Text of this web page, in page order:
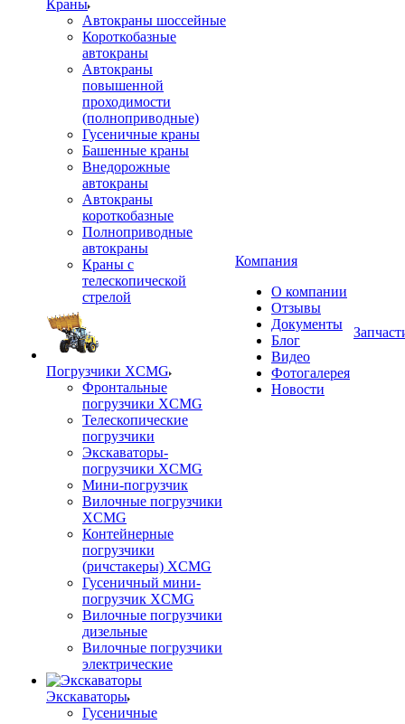
Краны
Автокраны шоссейные
Короткобазные
автокраны
Автокраны
повышенной
проходимости
(полноприводные)
Гусеничные краны
Башенные краны
Внедорожные
автокраны
Автокраны
короткобазные
Полноприводные
автокраны
Краны с
телескопической
стрелой
Погрузчики XCMG
Фронтальные
погрузчики XCMG
Телескопические
погрузчики
Экскаваторы-
погрузчики XCMG
Мини-погрузчик
Вилочные погрузчики
XCMG
Контейнерные
погрузчики
(ричстакеры) XCMG
Гусеничный мини-
погрузчик XCMG
Вилочные погрузчики
дизельные
Вилочные погрузчики
электрические
Экскаваторы
Гусеничные
Компания
О компании
Отзывы
Документы
Блог
Видео
Фотогалерея
Новости